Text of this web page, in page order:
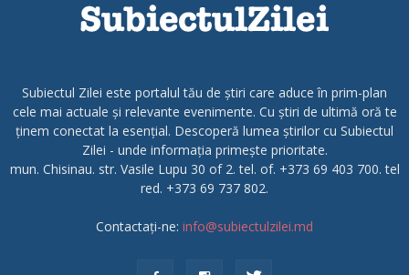
Subiectul Zilei este portalul tău de știri care aduce în prim-plan
cele mai actuale și relevante evenimente. Cu știri de ultimă oră te
ținem conectat la esențial. Descoperă lumea știrilor cu Subiectul
Zilei - unde informația primește prioritate.
mun. Chisinau. str. Vasile Lupu 30 of 2. tel. of. +373 69 403 700. tel
red. +373 69 737 802.
Contactați-ne: info@subiectulzilei.md